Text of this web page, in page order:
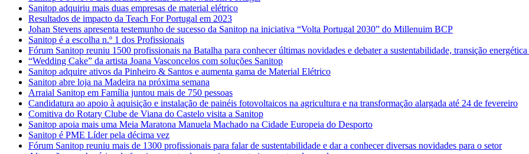
Sanitop adquiriu mais duas empresas de material elétrico
Resultados de impacto da Teach For Portugal em 2023
Johan Stevens apresenta testemunho de sucesso da Sanitop na iniciativa “Volta Portugal 2030” do Millenuim BCP
Sanitop é a escolha n.º 1 dos Profissionais
Fórum Sanitop reuniu 1500 profissionais na Batalha para conhecer últimas novidades e debater a sustentabilidade, transição
“Wedding Cake” da artista Joana Vasconcelos com soluções Sanitop
Sanitop adquire ativos da Pinheiro & Santos e aumenta gama de Material Elétrico
Sanitop abre loja na Madeira na próxima semana
Arraial Sanitop em Família juntou mais de 750 pessoas
Candidatura ao apoio à aquisição e instalação de painéis fotovoltaicos na agricultura e na transformação alargada até 24 de fevereiro
Comitiva do Rotary Clube de Viana do Castelo visita a Sanitop
Sanitop apoia mais uma Meia Maratona Manuela Machado na Cidade Europeia do Desporto
Sanitop é PME Líder pela décima vez
Fórum Sanitop reuniu mais de 1300 profissionais para falar de sustentabilidade e dar a conhecer diversas novidades para o setor